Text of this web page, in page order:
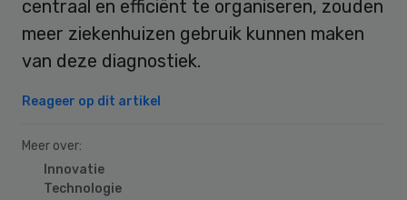
centraal en efficiënt te organiseren, zouden
meer ziekenhuizen gebruik kunnen maken
van deze diagnostiek.
Reageer op dit artikel
Meer over:
Innovatie
Technologie